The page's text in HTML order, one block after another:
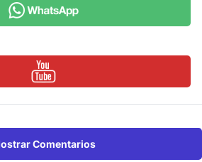
Comentarios